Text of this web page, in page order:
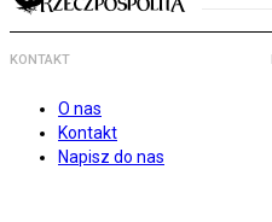
KONTAKT
O nas
Kontakt
Napisz do nas